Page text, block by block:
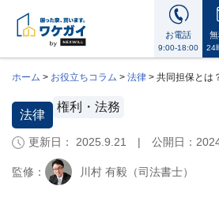
お電話
9:00-18:00 24
ワ
ケ
ガ
ホーム > お役立ちコラム > 法律 > 共同担保とは
法律
権利・法務
更新日： 2025.9.21 | 公開日：
監修： 川村 有毅（司法書士）